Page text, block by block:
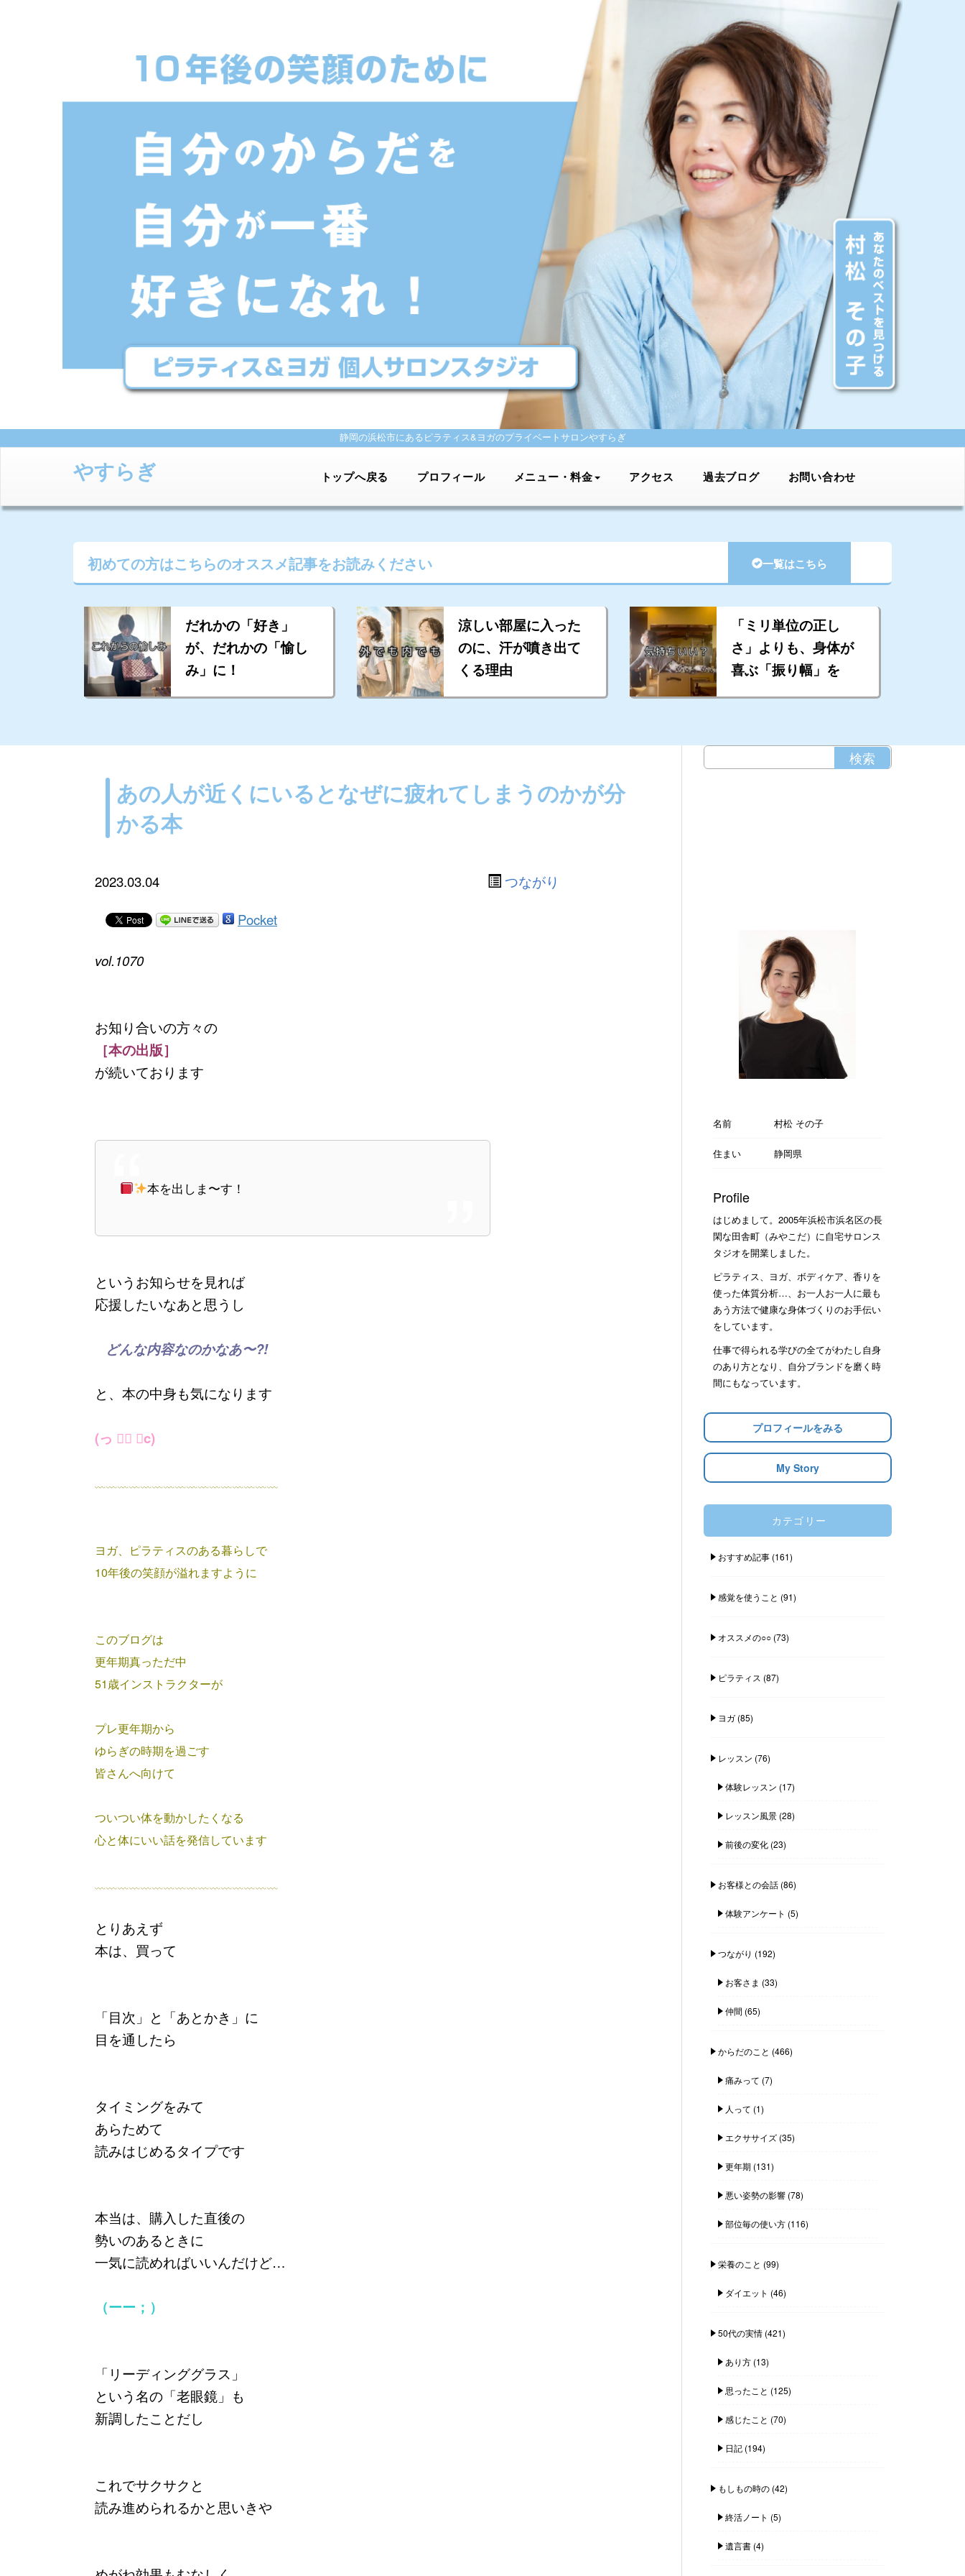
静岡の浜松市にあるピラティス&ヨガのプライベートサロンやすらぎ
やすらぎ トップへ戻る プロフィール メニュー・料金 アクセス 過去ブログ お問い合わせ
初めての方はこちらのオススメ記事をお読みください 一覧はこちら
だれかの「好き」
が、だれかの「愉し
み」に！
涼しい部屋に入った
のに、汗が噴き出て
くる理由
「ミリ単位の正し
さ」よりも、身体が
喜ぶ「振り幅」を
あの人が近くにいるとなぜに疲れてしまうのかが分
かる本
2023.03.04 つながり
Pocket
vol.1070
お知り合いの方々の
［本の出版］
が続いております
本を出しま〜す！
というお知らせを見れば
応援したいなあと思うし
どんな内容なのかなあ〜?!
と、本の中身も気になります
(っ ॑∇ ॑c)
﹏﹏﹏﹏﹏﹏﹏﹏﹏﹏﹏﹏﹏﹏﹏﹏
ヨガ、ピラティスのある暮らしで
10年後の笑顔が溢れますように
このブログは
更年期真っただ中
51歳インストラクターが
プレ更年期から
ゆらぎの時期を過ごす
皆さんへ向けて
ついつい体を動かしたくなる
心と体にいい話を発信しています
﹏﹏﹏﹏﹏﹏﹏﹏﹏﹏﹏﹏﹏﹏﹏﹏
とりあえず
本は、買って
「目次」と「あとかき」に
目を通したら
タイミングをみて
あらためて
読みはじめるタイプです
本当は、購入した直後の
勢いのあるときに
一気に読めればいいんだけど…
（ーー；）
「リーディンググラス」
という名の「老眼鏡」も
新調したことだし
これでサクサクと
読み進められるかと思いきや
名前 村松 その子
住まい 静岡県
Profile
はじめまして。2005年浜松市浜名区の長
閑な田舎町（みやこだ）に自宅サロンス
タジオを開業しました。
ピラティス、ヨガ、ボディケア、香りを
使った体質分析…、お一人お一人に最も
あう方法で健康な身体づくりのお手伝い
をしています。
仕事で得られる学びの全てがわたし自身
のあり方となり、自分ブランドを磨く時
間にもなっています。
プロフィールをみる
My Story
カテゴリー
おすすめ記事(161)
感覚を使うこと (91)
オススメの○○(73)
ピラティス (87)
ヨガ(85)
レッスン (76)
体験レッスン (17)
レッスン風景(28)
前後の変化(23)
お客様との会話(86)
体験アンケート (5)
つながり (192)
お客さま (33)
仲間 (65)
からだのこと (466)
痛みって (7)
人って (1)
エクササイズ(35)
更年期 (131)
悪い姿勢の影響(78)
部位毎の使い方(116)
栄養のこと (99)
ダイエット (46)
50代の実情(421)
あり方(13)
思ったこと (125)
感じたこと (70)
日記(194)
もしもの時の(42)
終活ノート (5)
遺言書(4)